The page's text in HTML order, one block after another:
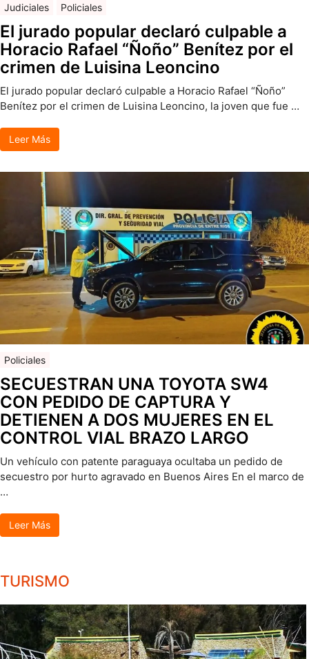
Judiciales Policiales
El jurado popular declaró culpable a
Horacio Rafael “Ñoño” Benítez por el
crimen de Luisina Leoncino
El jurado popular declaró culpable a Horacio Rafael “Ñoño”
Benítez por el crimen de Luisina Leoncino, la joven que fue …
Leer Más
Policiales
SECUESTRAN UNA TOYOTA SW4
CON PEDIDO DE CAPTURA Y
DETIENEN A DOS MUJERES EN EL
CONTROL VIAL BRAZO LARGO
Un vehículo con patente paraguaya ocultaba un pedido de
secuestro por hurto agravado en Buenos Aires En el marco de
…
Leer Más
TURISMO